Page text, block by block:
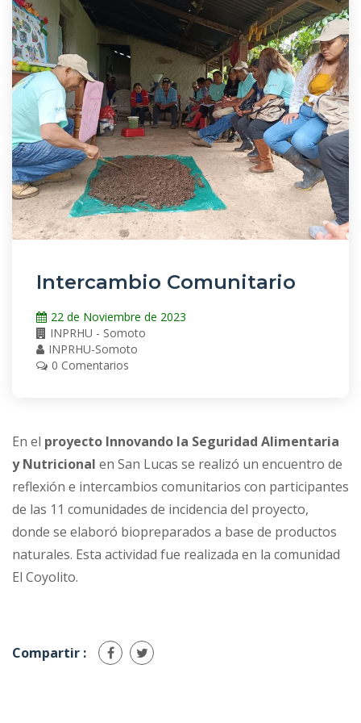
Intercambio Comunitario
22 de Noviembre de 2023
INPRHU - Somoto
INPRHU-Somoto
0 Comentarios
En el proyecto Innovando la Seguridad Alimentaria
y Nutricional en San Lucas se realizó un encuentro de
reflexión e intercambios comunitarios con participantes
de las 11 comunidades de incidencia del proyecto,
donde se elaboró biopreparados a base de productos
naturales. Esta actividad fue realizada en la comunidad
El Coyolito.
Compartir :